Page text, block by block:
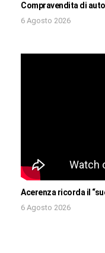
Compravendita di
6 Agosto 2026
Acerenza ricorda il
6 Agosto 2026